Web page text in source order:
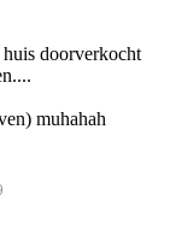
doorverkocht
muhahah